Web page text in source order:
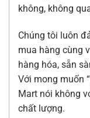
không, không
Chúng tôi luôn
mua hàng cùng
hàng hóa, sẵn
Với mong muốn
Mart nói không
chất lượng.